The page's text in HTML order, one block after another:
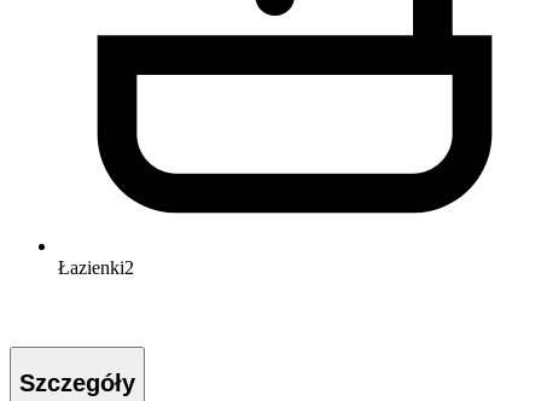
Łazienki2
Szczegóły